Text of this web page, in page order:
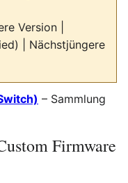
Version |
| Nächstjüngere
– Sammlung
Firmware